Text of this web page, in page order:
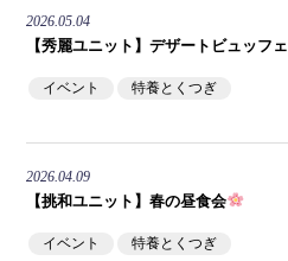
2026.05.04
【秀麗ユニット】デザートビュッフェ
イベント 特養とくつぎ
2026.04.09
【挑和ユニット】春の昼食会
イベント 特養とくつぎ